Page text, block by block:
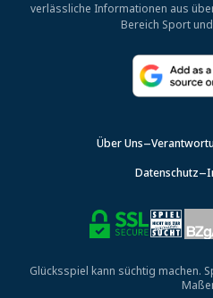
verlässliche Informationen aus
Bereich Sport
Über Uns
Datenschutz
Glücksspiel kann süchtig machen.